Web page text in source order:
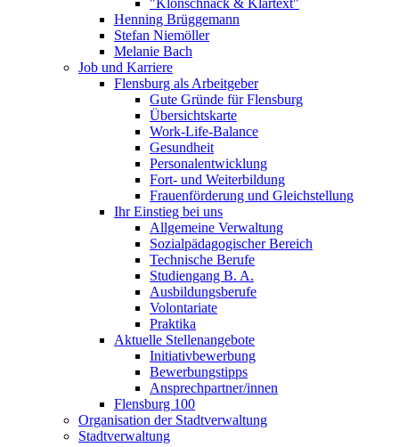
"Klönschnack & Klartext"
Henning Brüggemann
Stefan Niemöller
Melanie Bach
Job und Karriere
Flensburg als Arbeitgeber
Gute Gründe für Flensburg
Übersichtskarte
Work-Life-Balance
Gesundheit
Personalentwicklung
Fort- und Weiterbildung
Frauenförderung und Gleichstellung
Ihr Einstieg bei uns
Allgemeine Verwaltung
Sozialpädagogischer Bereich
Technische Berufe
Studiengang B. A.
Ausbildungsberufe
Volontariate
Praktika
Aktuelle Stellenangebote
Initiativbewerbung
Bewerbungstipps
Ansprechpartner/innen
Flensburg 100
Organisation der Stadtverwaltung
Stadtverwaltung